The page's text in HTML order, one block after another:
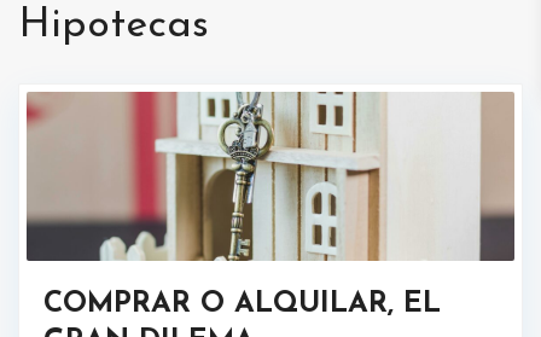
Hipotecas
COMPRAR O ALQUILAR, EL